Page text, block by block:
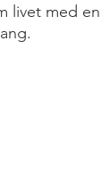
livet med